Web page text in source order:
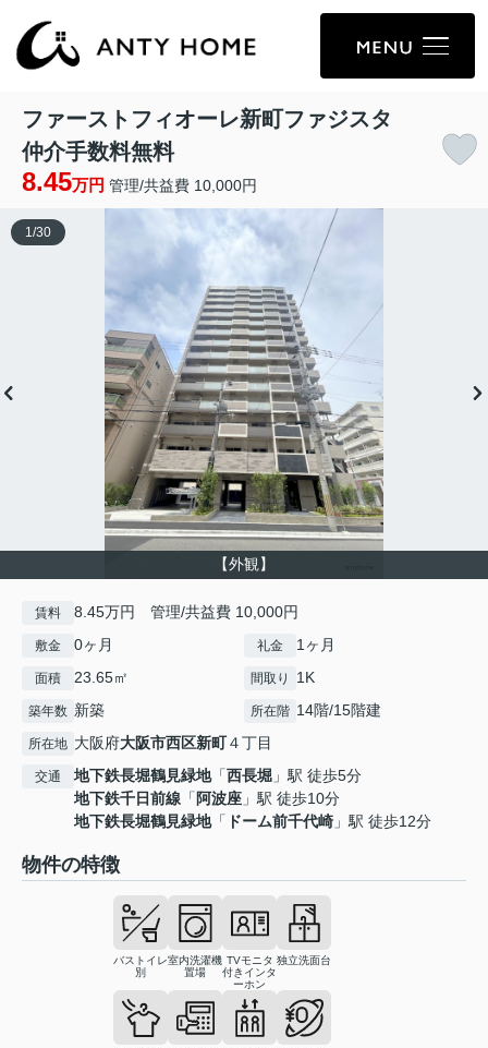
ファーストフィオーレ新町ファジスタ
仲介手数料無料
8.45万円 管理/共益費 10,000円
【外観】
1 /30
賃料 8.45万円 管理/共益費 10,000円
敷金 0ヶ月 礼金 1ヶ月
面積 23.65㎡ 間取り 1K
築年数 新築 所在階 14階/15階建
所在地 大阪府大阪市西区新町４丁目
交通 地下鉄長堀鶴見緑地「西長堀 」駅 徒歩5分
地下鉄千日前線 「 阿波座 」駅 徒歩10分
地下鉄長堀鶴見緑地「 ドーム前千代崎 」駅 徒歩12分
物件の特徴
バストイレ
別
室内洗濯機
置場
TVモニタ
付きインタ
ーホン
独立洗面台